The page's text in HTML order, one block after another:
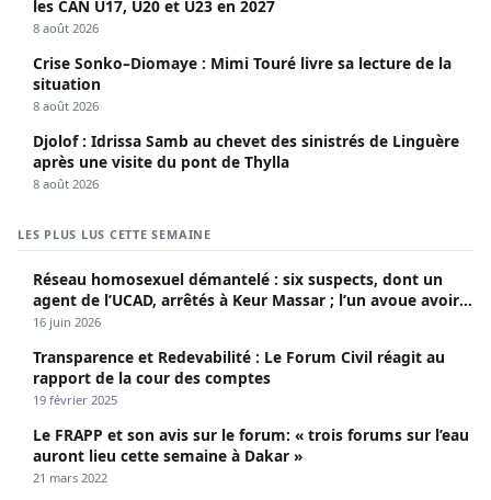
les CAN U17, U20 et U23 en 2027
8 août 2026
Crise Sonko–Diomaye : Mimi Touré livre sa lecture de la
situation
8 août 2026
Djolof : Idrissa Samb au chevet des sinistrés de Linguère
après une visite du pont de Thylla
8 août 2026
LES PLUS LUS CETTE SEMAINE
Réseau homosexuel démantelé : six suspects, dont un
agent de l’UCAD, arrêtés à Keur Massar ; l’un avoue avoir
propagé le VIH depuis 2018
16 juin 2026
Transparence et Redevabilité : Le Forum Civil réagit au
rapport de la cour des comptes
19 février 2025
Le FRAPP et son avis sur le forum: « trois forums sur l’eau
auront lieu cette semaine à Dakar »
21 mars 2022